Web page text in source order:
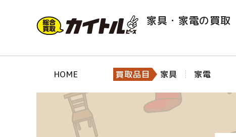
家具・家電の買取
HOME 買取品目 家具 家電